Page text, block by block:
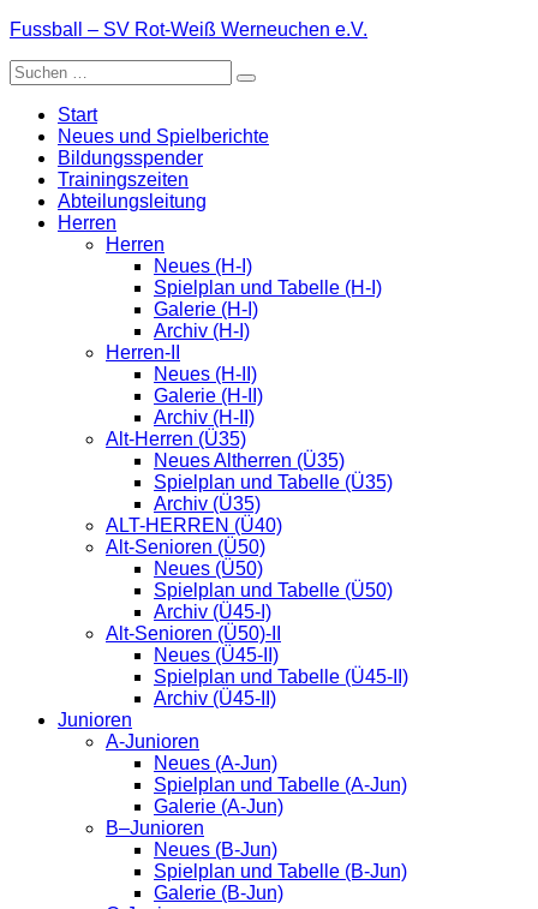
Zum
springen
Fussball – SV Rot-Weiß Werneuchen e.V.
Suche
nach:
Start
Neues und Spielberichte
Bildungsspender
Trainingszeiten
Abteilungsleitung
Herren
Herren
Neues (H-I)
Spielplan und Tabelle (H-I)
Galerie (H-I)
Archiv (H-I)
Herren-II
Neues (H-II)
Galerie (H-II)
Archiv (H-II)
Alt-Herren (Ü35)
Neues Altherren (Ü35)
Spielplan und Tabelle (Ü35)
Archiv (Ü35)
ALT-HERREN (Ü40)
Alt-Senioren (Ü50)
Neues (Ü50)
Spielplan und Tabelle (Ü50)
Archiv (Ü45-I)
Alt-Senioren (Ü50)-II
Neues (Ü45-II)
Spielplan und Tabelle (Ü45-II)
Archiv (Ü45-II)
Junioren
A-Junioren
Neues (A-Jun)
Spielplan und Tabelle (A-Jun)
Galerie (A-Jun)
B–Junioren
Neues (B-Jun)
Spielplan und Tabelle (B-Jun)
Galerie (B-Jun)